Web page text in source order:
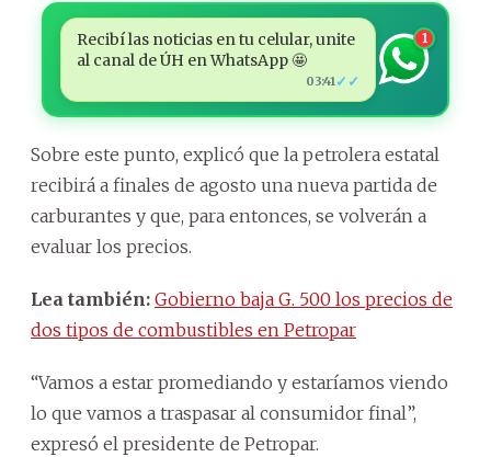
Recibí las noticias en tu celular, unite
al canal de ÚH en WhatsApp 🤩
03:41 ✓✓
1
Sobre este punto, explicó que la petrolera estatal
recibirá a finales de agosto una nueva partida de
carburantes y que, para entonces, se volverán a
evaluar los precios.
Lea también: Gobierno baja G. 500 los precios de
dos tipos de combustibles en Petropar
“Vamos a estar promediando y estaríamos viendo
lo que vamos a traspasar al consumidor final”,
expresó el presidente de Petropar.